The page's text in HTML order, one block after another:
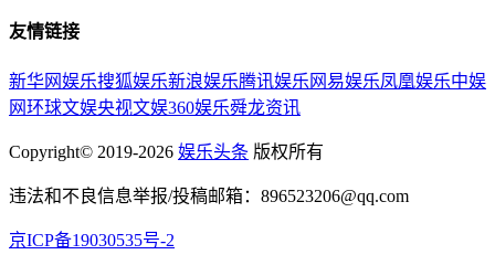
友情链接
新华网娱乐搜狐娱乐新浪娱乐腾讯娱乐 网易娱乐凤凰娱乐中娱
网环球文娱央视文娱360娱乐舜龙资讯
Copyright© 2019-2026 娱乐头条 版权所有
违法和不良信息举报/投稿邮箱：896523206@qq.com
京ICP备19030535号-2